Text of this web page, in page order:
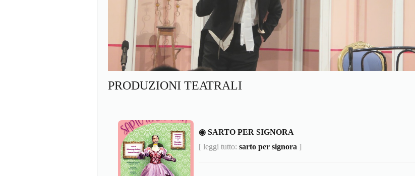
PRODUZIONI TEATRALI
◉ SARTO PER SIGNORA
[ leggi tutto: sarto per signora ]